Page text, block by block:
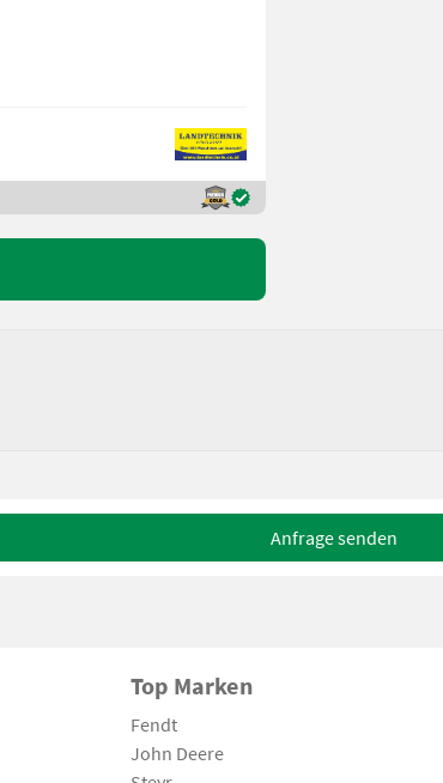
Anfrage senden
Top Marken
Fendt
John Deere